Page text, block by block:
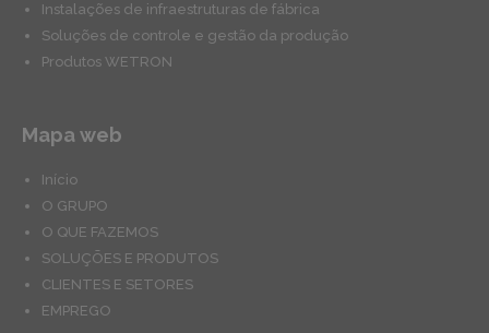
Instalações de infraestruturas de fábrica
Soluções de controle e gestão da produção
Produtos WETRON
Mapa web
Início
O GRUPO
O QUE FAZEMOS
SOLUÇÕES E PRODUTOS
CLIENTES E SETORES
EMPREGO